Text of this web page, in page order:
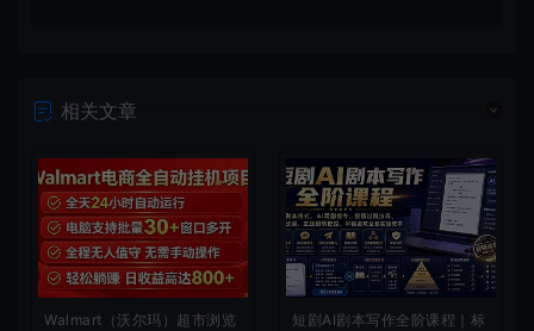
相关文章
Walmart（沃尔玛）超市浏览
短剧AI剧本写作全阶课程｜标